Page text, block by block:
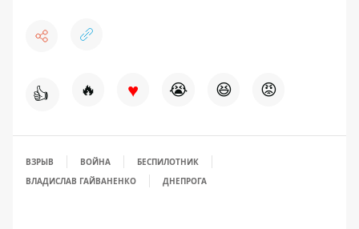
👍 🔥 ♥ 😭 😆 😡
ВЗРЫВ ВОЙНА
БЕСПИЛОТНИК
ВЛАДИСЛАВ ГАЙВАНЕНКО
ДНЕПРОГА